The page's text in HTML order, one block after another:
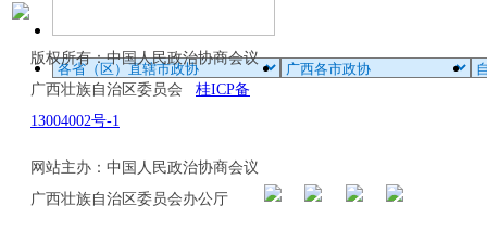
版权所有：中国人民政治协商会议
广西壮族自治区委员会 桂ICP备
13004002号-1
网站主办：中国人民政治协商会议
广西壮族自治区委员会办公厅